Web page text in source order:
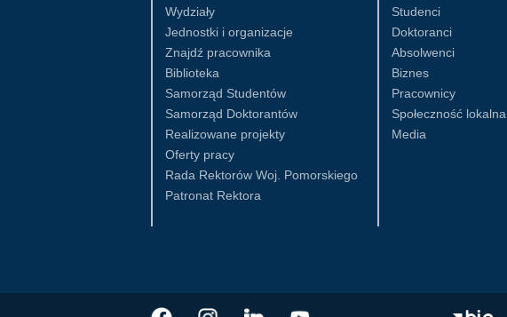
Wydziały
Jednostki i organizacje
Znajdź pracownika
Biblioteka
Samorząd Studentów
Samorząd Doktorantów
Realizowane projekty
Oferty pracy
Rada Rektorów Woj. Pomorskiego
Patronat Rektora
Studenci
Doktoranci
Absolwenci
Biznes
Pracownicy
Społeczność lokalna
Media